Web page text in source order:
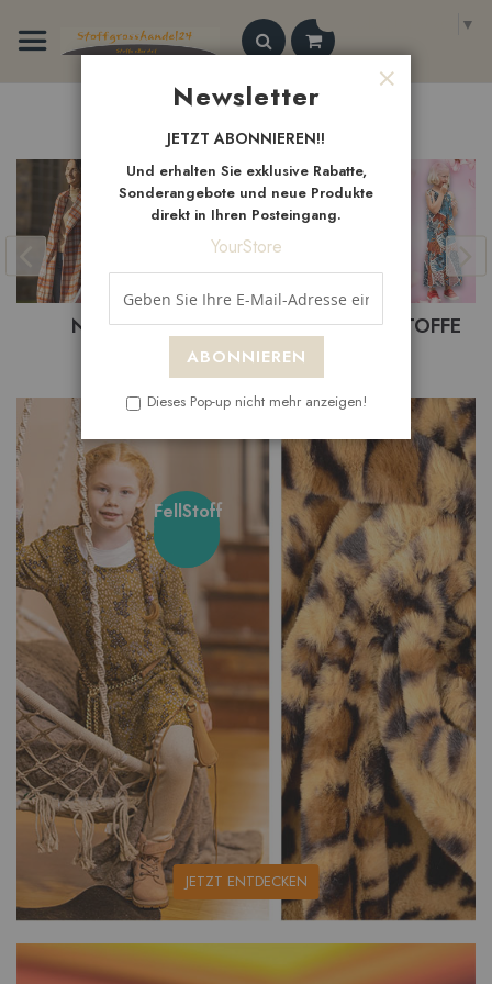
Inhalt
springen
▼
Search
NeueArtikel
BEKLEIDUNGSTOFFE BASTELSTOFFE
unsere
FellStoff
JETZT ENTDECKEN
Newsletter
JETZT ABONNIEREN!!
Und erhalten Sie exklusive Rabatte,
Sonderangebote und neue Produkte
direkt in Ihren Posteingang.
YourStore
ABONNIEREN
Dieses Pop-up nicht mehr anzeigen!